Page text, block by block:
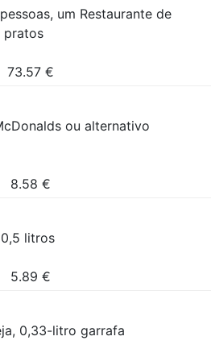
um Restaurante de
pratos
73.57 €
ou alternativo
8.58 €
litros
5.89 €
0,33-litro garrafa